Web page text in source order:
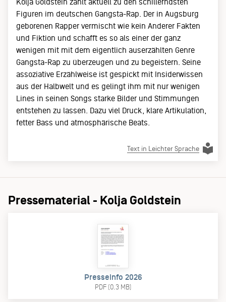
Kolja Goldstein zählt aktuell zu den schillerndsten
Figuren im deutschen Gangsta-Rap. Der in Augsburg
geborenen Rapper vermischt wie kein Anderer Fakten
und Fiktion und schafft es so als einer der ganz
wenigen mit mit dem eigentlich auserzählten Genre
Gangsta-Rap zu überzeugen und zu begeistern. Seine
assoziative Erzählweise ist gespickt mit Insiderwissen
aus der Halbwelt und es gelingt ihm mit nur wenigen
Lines in seinen Songs starke Bilder und Stimmungen
entstehen zu lassen. Dazu viel Druck, klare Artikulation,
fetter Bass und atmosphärische Beats.
Text in Leichter Sprache
Pressematerial - Kolja Goldstein
Presseinfo 2026
PDF (0.3 MB)